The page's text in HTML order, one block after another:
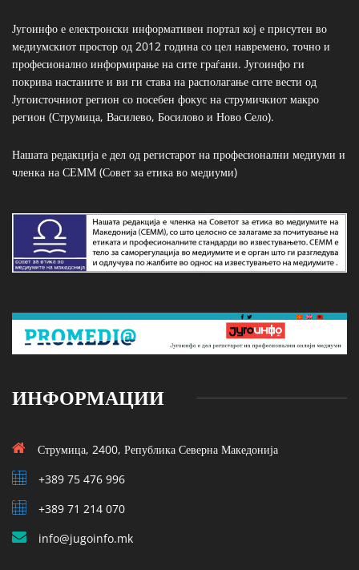
Југоинфо е електронски информативен портал кој е присутен во
медиумскиот простор од 2012 година со цел навремено, точно и
професионално информирање на сите граѓани. Југоинфо ги
покрива настаните и ви ги става на располагање сите вести од
Југоисточниот регион со посебен фокус на струмичкиот макро
регион (Струмица, Василево, Босилово и Ново Село).
Нашата редакција е дел од регистарот на професионални медиуми и
членка на СЕММ (Совет за етика во медиуми)
ИНФОРМАЦИИ
Струмица, 2400, Република Северна Македонија
+389 75 476 996
+389 71 214 070
info@jugoinfo.mk